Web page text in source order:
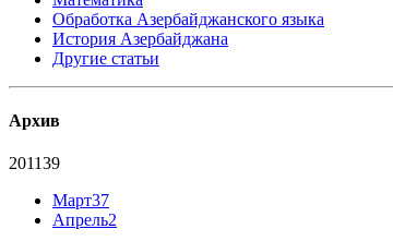
Обработка Азербайджанского языка
История Азербайджана
Другие статьи
Архив
201139
Март37
Апрель2